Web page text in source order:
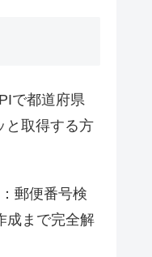
で都道府県
と取得する方
郵便番号検
成まで完全解